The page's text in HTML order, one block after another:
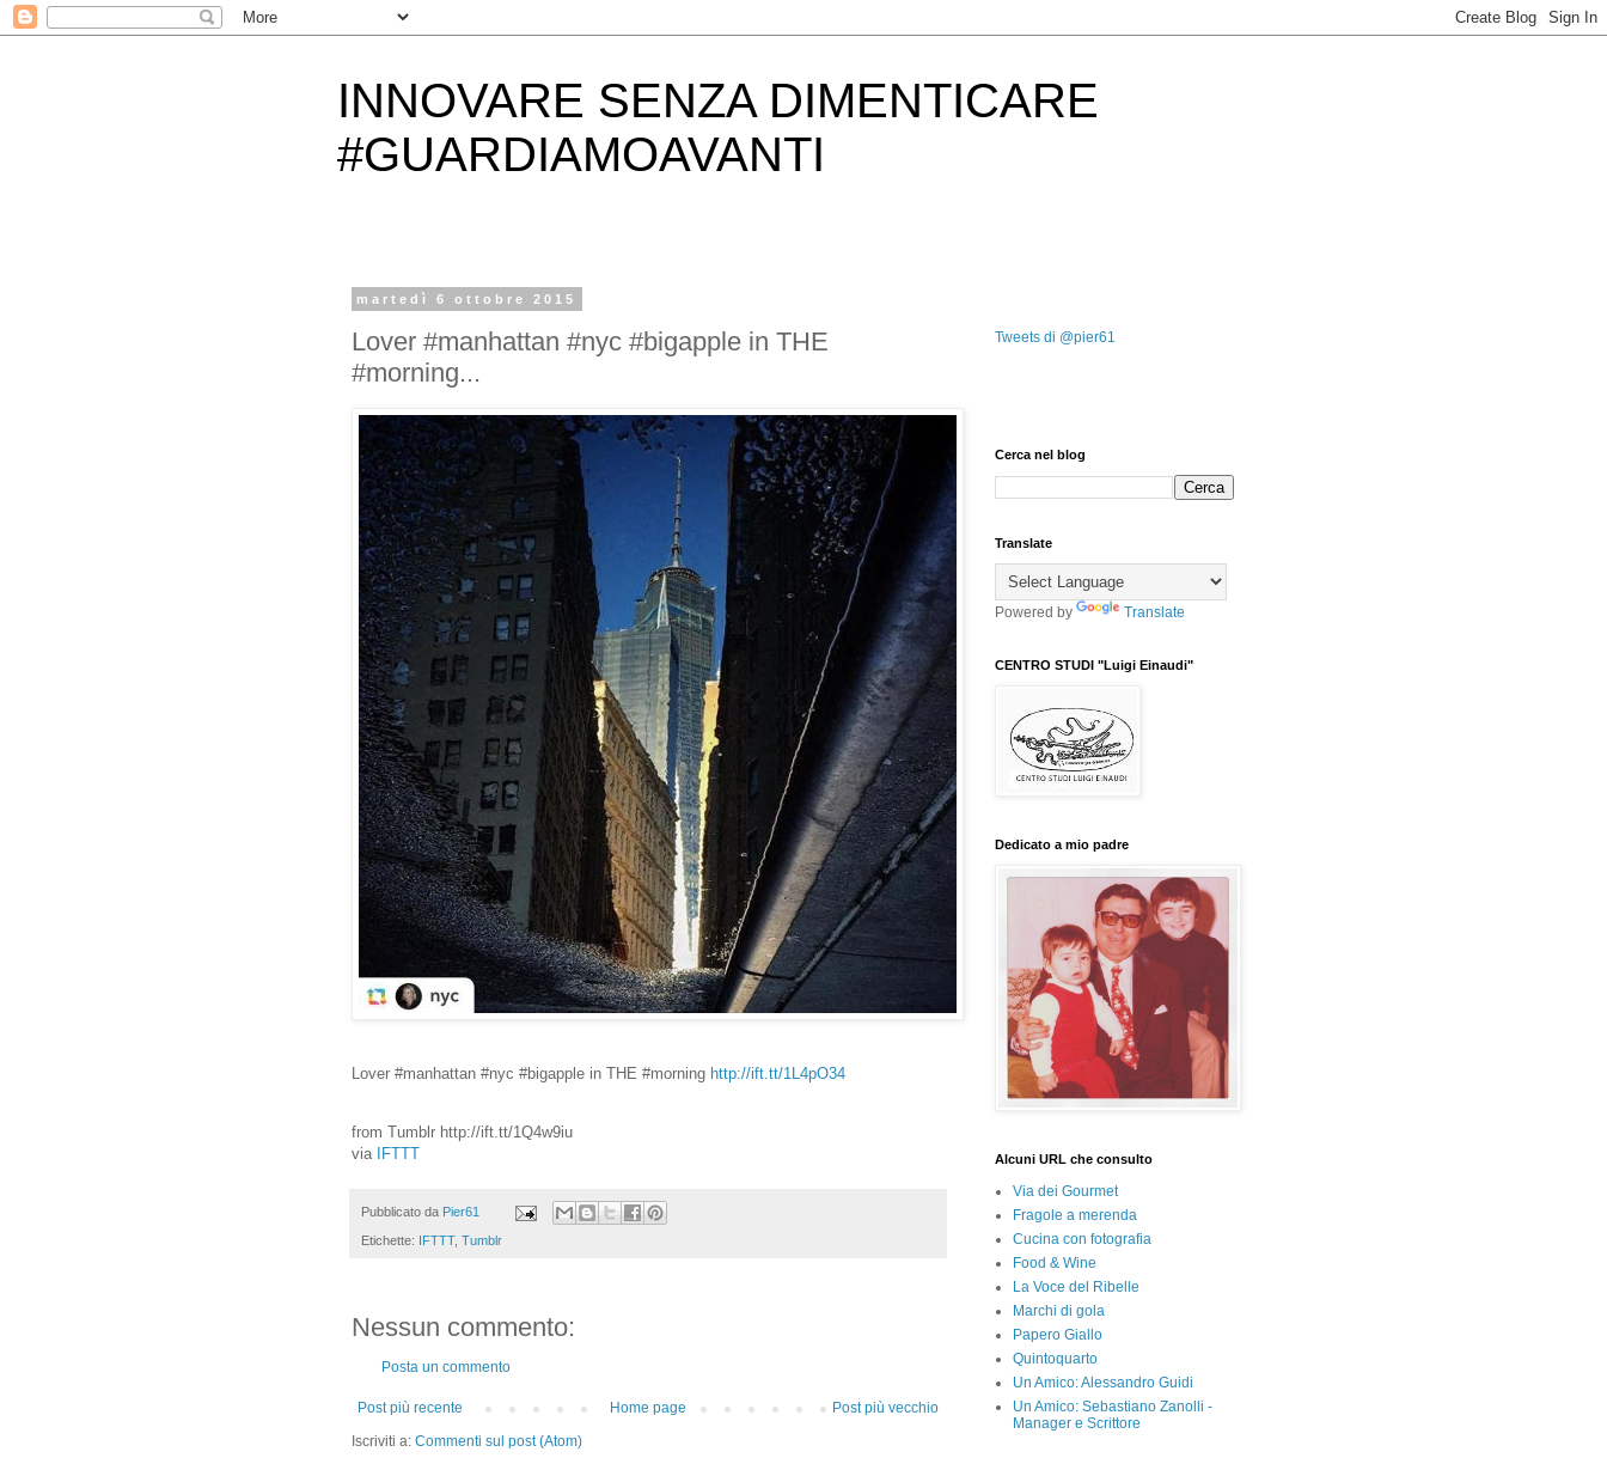
INNOVARE SENZA DIMENTICARE
#GUARDIAMOAVANTI
martedì 6 ottobre 2015
Lover #manhattan #nyc #bigapple in THE
#morning...
Lover #manhattan #nyc #bigapple in THE #morning http://ift.tt/1L4pO34
from Tumblr http://ift.tt/1Q4w9iu
via IFTTT
Pubblicato da Pier61
Etichette: IFTTT, Tumblr
Nessun commento:
Posta un commento
Post più recente Post più vecchio
Home page
Iscriviti a: Commenti sul post (Atom)
Tweets di @pier61
Cerca nel blog
Translate
Powered by Translate
CENTRO STUDI "Luigi Einaudi"
Dedicato a mio padre
Alcuni URL che consulto
Via dei Gourmet
Fragole a merenda
Cucina con fotografia
Food & Wine
La Voce del Ribelle
Marchi di gola
Papero Giallo
Quintoquarto
Un Amico: Alessandro Guidi
Un Amico: Sebastiano Zanolli -
Manager e Scrittore